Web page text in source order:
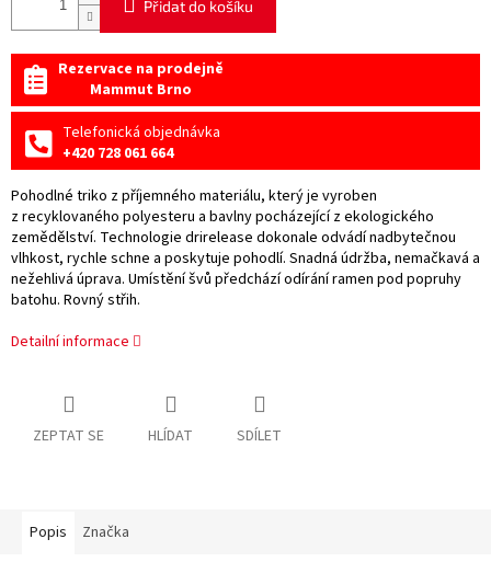
Přidat do košíku
Rezervace na prodejně
Mammut Brno
Telefonická objednávka
+420 728 061 664
Pohodlné triko z příjemného materiálu, který je vyroben
z recyklovaného polyesteru a bavlny pocházející z ekologického
zemědělství. Technologie drirelease dokonale odvádí nadbytečnou
vlhkost, rychle schne a poskytuje pohodlí. Snadná údržba, nemačkavá a
nežehlivá úprava. Umístění švů předchází odírání ramen pod popruhy
batohu. Rovný střih.
Detailní informace
ZEPTAT SE HLÍDAT SDÍLET
Popis Značka